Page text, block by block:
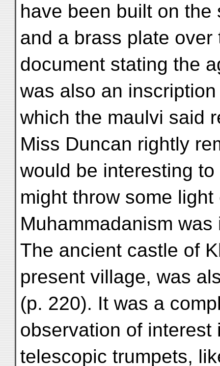
have been built on
and a brass plate
document stating the
was also an
which the maulvi said
Miss Duncan rightly
would be interesting
might throw some
Muhammadanism
The ancient castle of
present village, was
(p. 220). It was a
observation of interest
telescopic trumpets,